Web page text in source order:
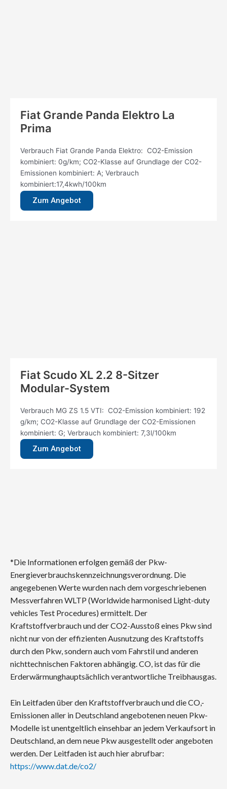
Fiat Grande Panda Elektro La
Prima
Verbrauch Fiat Grande Panda Elektro: CO2-Emission
kombiniert: 0g/km; CO2-Klasse auf Grundlage der CO2-
Emissionen kombiniert: A; Verbrauch
kombiniert:17,4kwh/100km
Zum Angebot
Fiat Scudo XL 2.2 8-Sitzer
Modular-System
Verbrauch MG ZS 1.5 VTI: CO2-Emission kombiniert: 192
g/km; CO2-Klasse auf Grundlage der CO2-Emissionen
kombiniert: G; Verbrauch kombiniert: 7,3l/100km
Zum Angebot
*Die Informationen erfolgen gemäß der Pkw-
Energieverbrauchskennzeichnungsverordnung. Die
angegebenen Werte wurden nach dem vorgeschriebenen
Messverfahren WLTP (Worldwide harmonised Light-duty
vehicles Test Procedures) ermittelt. Der
Kraftstoffverbrauch und der CO2-Ausstoß eines Pkw sind
nicht nur von der effizienten Ausnutzung des Kraftstoffs
durch den Pkw, sondern auch vom Fahrstil und anderen
nichttechnischen Faktoren abhängig. CO, ist das für die
Erderwärmunghauptsächlich verantwortliche Treibhausgas.
Ein Leitfaden über den Kraftstoffverbrauch und die CO,-
Emissionen aller in Deutschland angebotenen neuen Pkw-
Modelle ist unentgeltlich einsehbar an jedem Verkaufsort in
Deutschland, an dem neue Pkw ausgestellt oder angeboten
werden. Der Leitfaden ist auch hier abrufbar:
https://www.dat.de/co2/